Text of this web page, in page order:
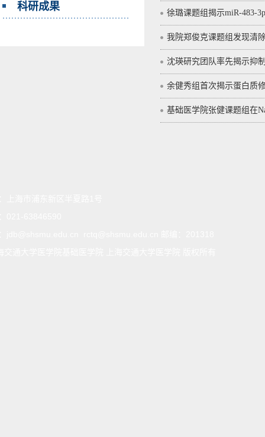
科研成果
徐璐课题组揭示miR-483-
我院郑俊克课题组发现清
沈瑛研究团队率先揭示抑
余健秀组首次揭示蛋白质
基础医学院张健课题组在